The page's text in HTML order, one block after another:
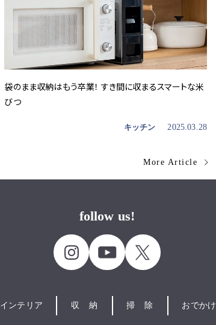
袋のまま収納はもう卒業！ すき間に収まるスマートな米
びつ
キッチン 2025.03.28
More Article
follow us!
インテリア 収納 掃除 おでかけ